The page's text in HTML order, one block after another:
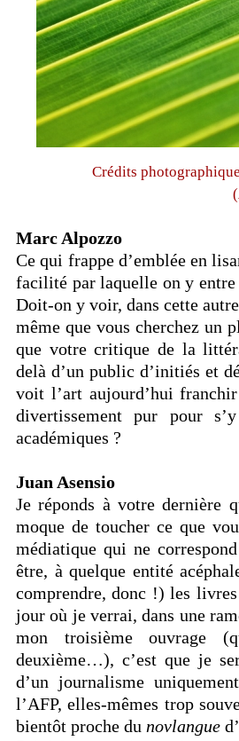
Crédits
(
Marc Alpozzo
Ce qui frappe d’emblée en
facilité par laquelle on y
Doit-on y voir, dans cette
même que vous cherchez un
que votre critique de la
delà d’un public d’initiés et
voit l’art aujourd’hui
divertissement pur pour
académiques ?
Juan Asensio
Je réponds à votre dernière
moque de toucher ce que
médiatique qui ne
être, à quelque entité
comprendre, donc !) les
jour où je verrai, dans une
mon troisième ouvrage
deuxième…), c’est que je
d’un journalisme
l’AFP, elles-mêmes trop
bientôt proche du novlangue